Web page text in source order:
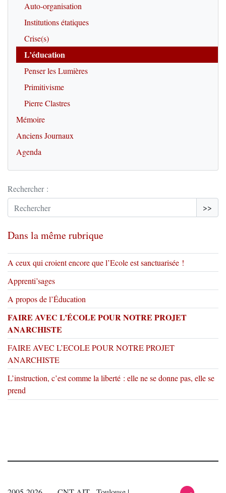
Auto-organisation
Institutions étatiques
Crise(s)
L’éducation
Penser les Lumières
Primitivisme
Pierre Clastres
Mémoire
Anciens Journaux
Agenda
Rechercher :
>>
Dans la même rubrique
A ceux qui croient encore que l’Ecole est sanctuarisée !
Apprenti’sages
A propos de l’Éducation
FAIRE AVEC L’ÉCOLE POUR NOTRE PROJET
ANARCHISTE
FAIRE AVEC L’ECOLE POUR NOTRE PROJET
ANARCHISTE
L’instruction, c’est comme la liberté : elle ne se donne pas, elle se
prend